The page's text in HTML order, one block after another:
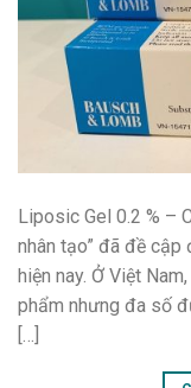
Liposic Gel 0.2 % –
nhân tạo” đã đề cập
hiện nay. Ở Việt
phẩm nhưng đa số
[…]